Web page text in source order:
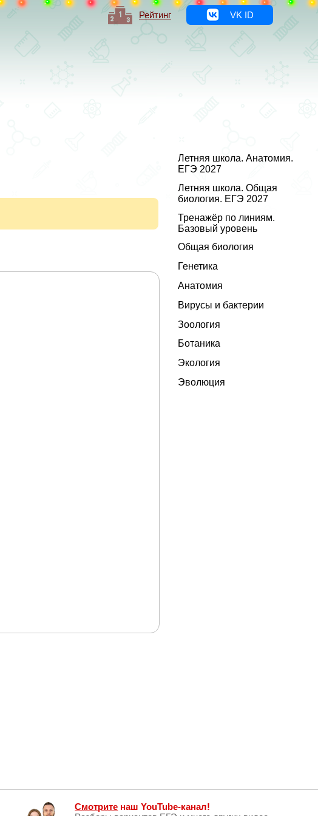
VK ID
Рейтинг
Летняя школа. Анатомия.
ЕГЭ 2027
Летняя школа. Общая
биология. ЕГЭ 2027
Тренажёр по линиям.
Базовый уровень
Общая биология
Генетика
Анатомия
Вирусы и бактерии
Зоология
Ботаника
Экология
Эволюция
Смотрите наш YouTube-канал!